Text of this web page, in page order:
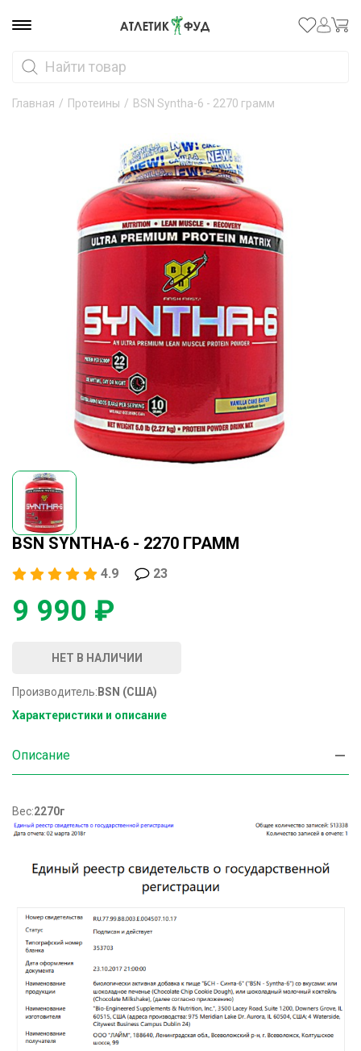
Главная / Протеины / BSN Syntha-6 - 2270 грамм
BSN SYNTHA-6 - 2270 ГРАММ
4.9 23
9 990 ₽
НЕТ В НАЛИЧИИ
Производитель: BSN (США)
Характеристики и описание
Описание
Вес:2270г